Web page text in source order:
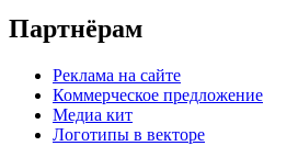
Партнёрам
Реклама на сайте
Коммерческое предложение
Медиа кит
Логотипы в векторе